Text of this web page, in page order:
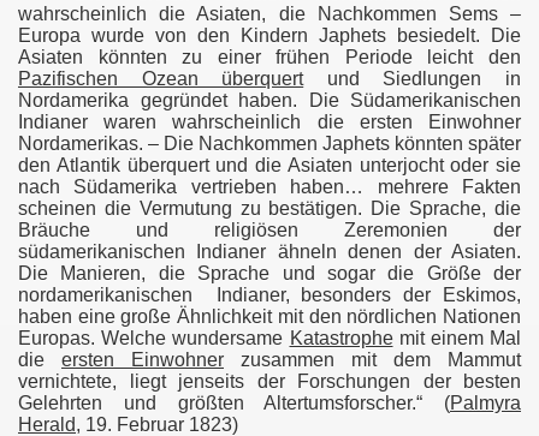
wahrscheinlich die Asiaten, die Nachkommen Sems –
Europa wurde von den Kindern Japhets besiedelt. Die
Asiaten könnten zu einer frühen Periode leicht den
Pazifischen Ozean überquertund Siedlungen in
Nordamerika gegründet haben. Die Südamerikanischen
Indianer waren wahrscheinlich die ersten Einwohner
Nordamerikas. – Die Nachkommen Japhets könnten später
den Atlantik überquert und die Asiaten unterjocht oder sie
nach Südamerika vertrieben haben… mehrere Fakten
scheinen die Vermutung zu bestätigen. Die Sprache, die
Bräuche und religiösen Zeremonien der
südamerikanischen Indianer ähneln denen der Asiaten.
Die Manieren, die Sprache und sogar die Größe der
nordamerikanischen
Indianer, besonders der Eskimos,
haben eine große Ähnlichkeit mit den nördlichen Nationen
Europas. Welche wundersame Katastrophemit einem Mal
die ersten Einwohner zusammen mit dem Mammut
vernichtete, liegt jenseits der Forschungen der besten
Gelehrten und größten Altertumsforscher.“ (Palmyra
Herald, 19. Februar 1823)
(Update)
UNVERÄNDERLICHER ERLASSE (Update)
TEMPEL (Update)